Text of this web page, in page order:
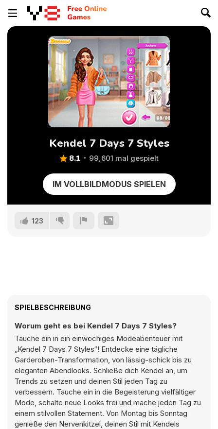
Kendel 7 Days 7 Styles
8.1 99,601 mal gespielt
IM VOLLBILDMODUS SPIELEN
123
SPIELBESCHREIBUNG
Worum geht es bei Kendel 7 Days 7 Styles?
Tauche ein in ein einwöchiges Modeabenteuer mit
„Kendel 7 Days 7 Styles“! Entdecke eine tägliche
Garderoben-Transformation, von lässig-schick bis zu
eleganten Abendlooks. Schließe dich Kendel an, um
Trends zu setzen und deinen Stil jeden Tag zu
verbessern. Tauche ein in die Begeisterung vielfältiger
Mode, schalte neue Looks frei und mache jeden Tag zu
einem stilvollen Statement. Von Montag bis Sonntag
genieße den Nervenkitzel, deinen Stil mit Kendels